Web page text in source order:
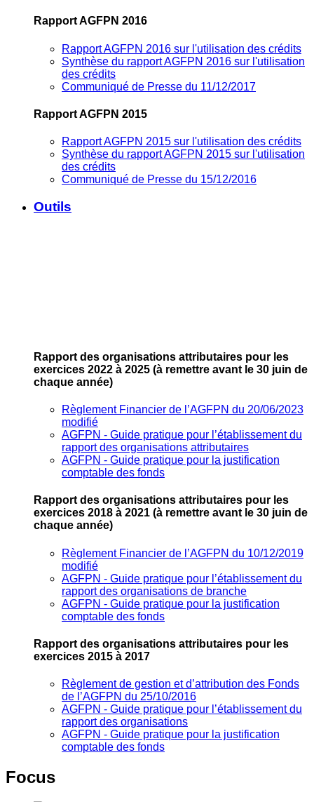
Rapport AGFPN 2016
Rapport AGFPN 2016 sur l'utilisation des crédits
Synthèse du rapport AGFPN 2016 sur l'utilisation
des crédits
Communiqué de Presse du 11/12/2017
Rapport AGFPN 2015
Rapport AGFPN 2015 sur l'utilisation des crédits
Synthèse du rapport AGFPN 2015 sur l'utilisation
des crédits
Communiqué de Presse du 15/12/2016
Outils
Rapport des organisations attributaires pour les
exercices 2022 à 2025 (à remettre avant le 30 juin de
chaque année)
Règlement Financier de l’AGFPN du 20/06/2023
modifié
AGFPN ‐ Guide pratique pour l’établissement du
rapport des organisations attributaires
AGFPN ‐ Guide pratique pour la justification
comptable des fonds
Rapport des organisations attributaires pour les
exercices 2018 à 2021 (à remettre avant le 30 juin de
chaque année)
Règlement Financier de l’AGFPN du 10/12/2019
modifié
AGFPN ‐ Guide pratique pour l’établissement du
rapport des organisations de branche
AGFPN ‐ Guide pratique pour la justification
comptable des fonds
Rapport des organisations attributaires pour les
exercices 2015 à 2017
Règlement de gestion et d’attribution des Fonds
de l’AGFPN du 25/10/2016
AGFPN ‐ Guide pratique pour l’établissement du
rapport des organisations
AGFPN ‐ Guide pratique pour la justification
comptable des fonds
Focus